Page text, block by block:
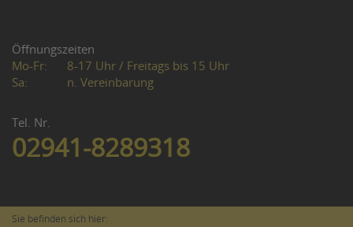
Öffnungszeiten
Mo-Fr:
8-17 Uhr / Freitags bis 15 Uhr
Sa:
n. Vereinbarung
Tel. Nr.
02941-8289318
Sie befinden sich hier: